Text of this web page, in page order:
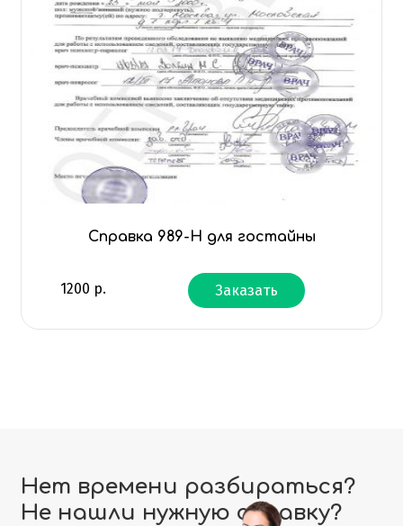
Справка 989-Н для гостайны
1200 р. Заказать
Нет времени разбираться?
Не нашли нужную справку?